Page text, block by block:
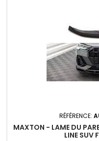
RÉFÉRENCE:
MAXTON - LAME DU
LINE SUV